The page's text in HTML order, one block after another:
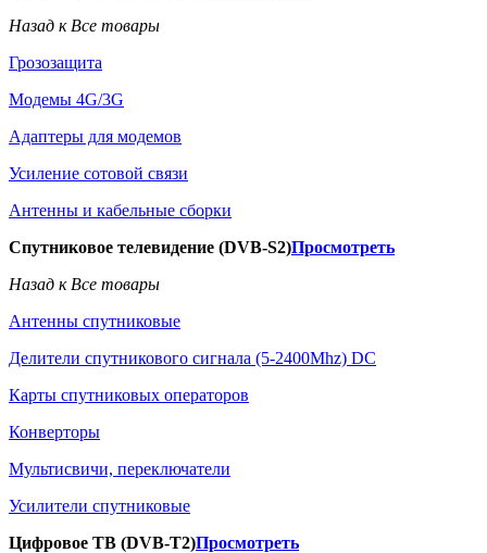
Назад к Все товары
Грозозащита
Модемы 4G/3G
Адаптеры для модемов
Усиление сотовой связи
Антенны и кабельные сборки
Спутниковое телевидение (DVB-S2)Просмотреть
Назад к Все товары
Антенны спутниковые
Делители спутникового сигнала (5-2400Mhz) DC
Карты спутниковых операторов
Конверторы
Мультисвичи, переключатели
Усилители спутниковые
Цифровое ТВ (DVB-T2)Просмотреть